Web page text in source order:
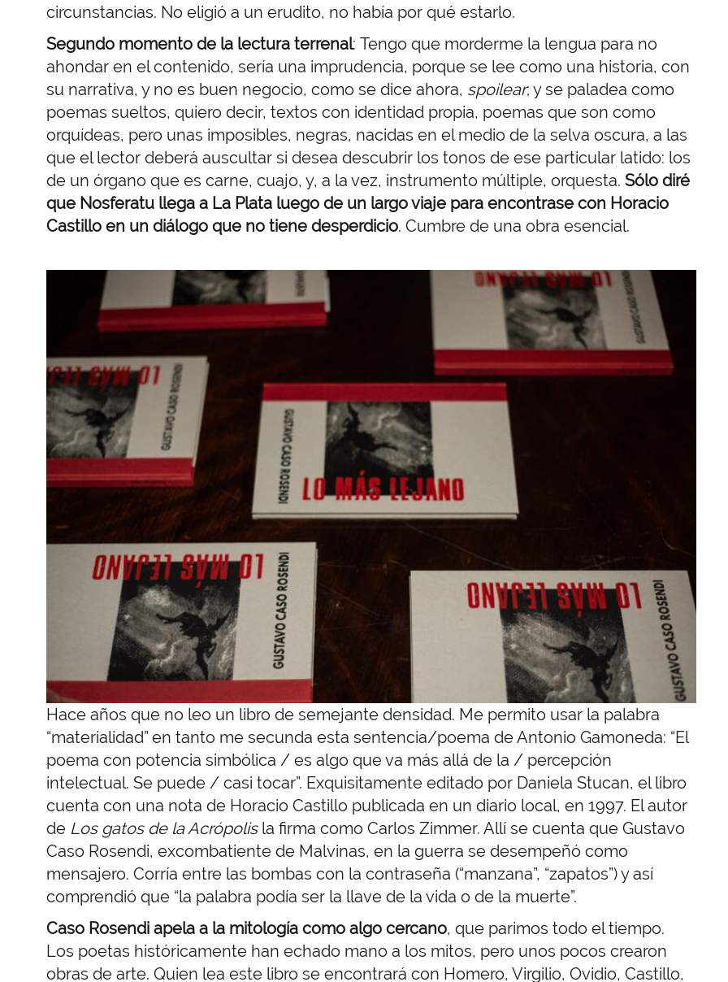
circunstancias. No eligió a un erudito, no había por qué estarlo.
Segundo momento de la lectura terrenal: Tengo que morderme la lengua para no
ahondar en el contenido, sería una imprudencia, porque se lee como una historia, con
su narrativa, y no es buen negocio, como se dice ahora, spoilear; y se paladea como
poemas sueltos, quiero decir, textos con identidad propia, poemas que son como
orquídeas, pero unas imposibles, negras, nacidas en el medio de la selva oscura, a las
que el lector deberá auscultar si desea descubrir los tonos de ese particular latido: los
de un órgano que es carne, cuajo, y, a la vez, instrumento múltiple, orquesta. Sólo diré
que Nosferatu llega a La Plata luego de un largo viaje para encontrase con Horacio
Castillo en un diálogo que no tiene desperdicio. Cumbre de una obra esencial.
Hace años que no leo un libro de semejante densidad. Me permito usar la palabra
“materialidad” en tanto me secunda esta sentencia/poema de Antonio Gamoneda: “El
poema con potencia simbólica / es algo que va más allá de la / percepción
intelectual. Se puede / casi tocar”. Exquisitamente editado por Daniela Stucan, el libro
cuenta con una nota de Horacio Castillo publicada en un diario local, en 1997. El autor
de Los gatos de la Acrópolisla firma como Carlos Zimmer. Allí se cuenta que Gustavo
Caso Rosendi, excombatiente de Malvinas, en la guerra se desempeñó como
mensajero. Corría entre las bombas con la contraseña (“manzana”, “zapatos”) y así
comprendió que “la palabra podía ser la llave de la vida o de la muerte”.
Caso Rosendi apela a la mitología como algo cercano, que parimos todo el tiempo.
Los poetas históricamente han echado mano a los mitos, pero unos pocos crearon
obras de arte. Quien lea este libro se encontrará con Homero, Virgilio, Ovidio, Castillo,